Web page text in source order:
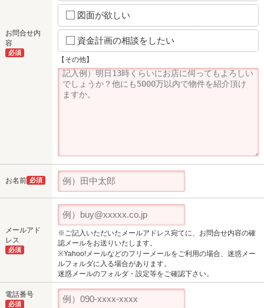
お問合せ内
容
必須
図面が欲しい
資金計画の相談をしたい
【その他】
お名前 必須
メールアド
レス
必須
※ご記入いただいたメールアドレス宛てに、お問合せ内容の確
認メールをお送りいたします。
※Yahoo!メールなどのフリーメールをご利用の場合、迷惑メー
ルフォルダに入る場合があります。
迷惑メールのフォルダ・設定等をご確認下さい。
電話番号
必須